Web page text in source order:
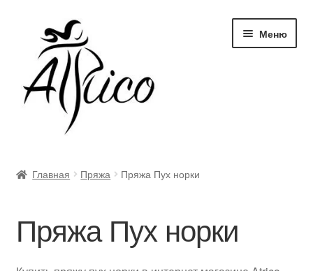
Перейти
навигации
Перейти
содержимому
Меню
Контакты
Корзина
Главная Пряжа Пряжа Пух норки
Пряжа Пух норки